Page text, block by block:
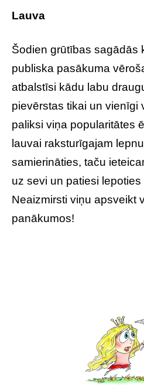
Lauva
Šodien grūtības sagādās
publiska pasākuma
atbalstīsi kādu labu
pievērstas tikai un vienīgi
paliksi viņa popularitātes
lauvai raksturīgajam
samierināties, taču
uz sevi un patiesi
Neaizmirsti viņu apsveikt
panākumos!